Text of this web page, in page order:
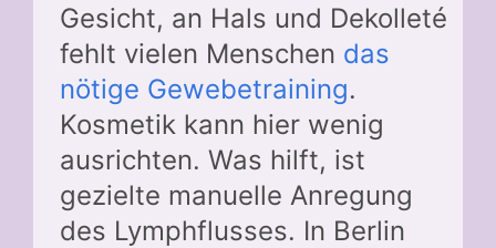
Gesicht, an Hals und Dekolleté
fehlt vielen Menschen das
nötige Gewebetraining.
Kosmetik kann hier wenig
ausrichten. Was hilft, ist
gezielte manuelle Anregung
des Lymphflusses. In Berlin